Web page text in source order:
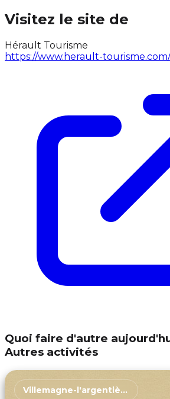
Visitez le site de
Hérault Tourisme
https://www.herault-tourisme.com/
Quoi faire d'autre
Autres activités
Villemagne-l'argentière